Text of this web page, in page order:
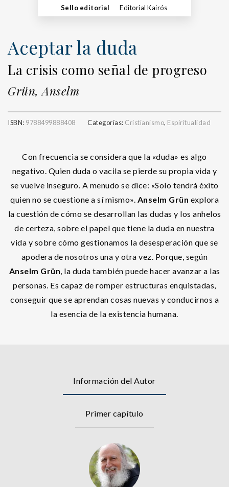
Sello editorial Editorial Kairós
Aceptar la duda
La crisis como señal de progreso
Grün, Anselm
ISBN: 9788499888408 Categorías: Cristianismo, Espiritualidad
Con frecuencia se considera que la «duda» es algo
negativo. Quien duda o vacila se pierde su propia vida y
se vuelve inseguro. A menudo se dice: «Solo tendrá éxito
quien no se cuestione a sí mismo». Anselm Grün explora
la cuestión de cómo se desarrollan las dudas y los anhelos
de certeza, sobre el papel que tiene la duda en nuestra
vida y sobre cómo gestionamos la desesperación que se
apodera de nosotros una y otra vez. Porque, según
Anselm Grün, la duda también puede hacer avanzar a las
personas. Es capaz de romper estructuras enquistadas,
conseguir que se aprendan cosas nuevas y conducirnos a
la esencia de la existencia humana.
Información del Autor
Primer capítulo